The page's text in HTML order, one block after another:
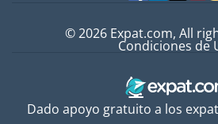
Dado apoyo gratuito a los
© 2026 Expat.com, All
Condiciones de